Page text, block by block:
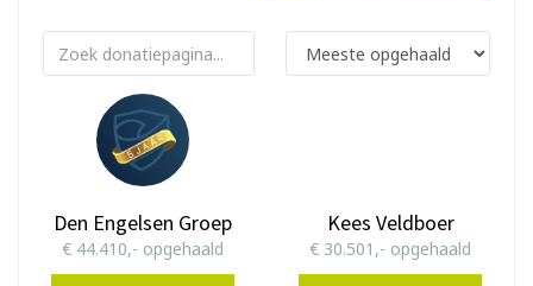
Den Engelsen Groep
€ 44.410,- opgehaald
Kees Veldboer
€ 30.501,- opgehaald